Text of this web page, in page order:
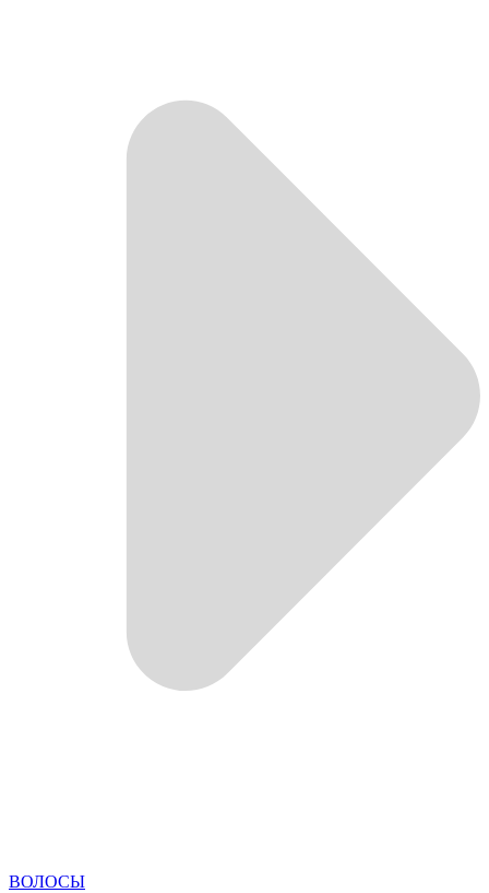
ВОЛОСЫ